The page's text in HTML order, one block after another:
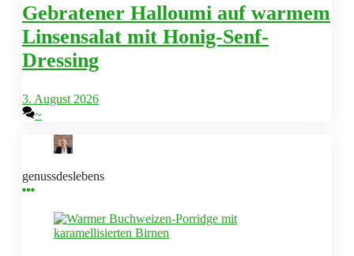
Gebratener Halloumi auf warmem
Linsensalat mit Honig-Senf-
Dressing
3. August 2026
~
genussdeslebens